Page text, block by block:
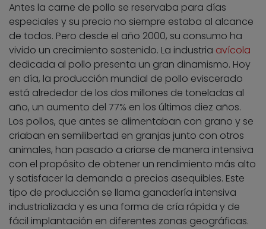
Antes la carne de pollo se reservaba para días
especiales y su precio no siempre estaba al alcance
de todos. Pero desde el año 2000, su consumo ha
vivido un crecimiento sostenido. La industria avícola
dedicada al pollo presenta un gran dinamismo. Hoy
en día, la producción mundial de pollo eviscerado
está alrededor de los dos millones de toneladas al
año, un aumento del 77% en los últimos diez años.
Los pollos, que antes se alimentaban con grano y se
criaban en semilibertad en granjas junto con otros
animales, han pasado a criarse de manera intensiva
con el propósito de obtener un rendimiento más alto
y satisfacer la demanda a precios asequibles. Este
tipo de producción se llama ganadería intensiva
industrializada y es una forma de cría rápida y de
fácil implantación en diferentes zonas geográficas.